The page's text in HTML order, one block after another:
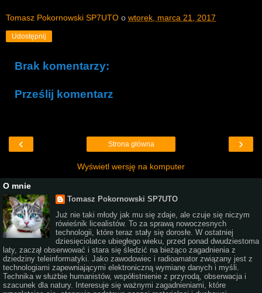
Tomasz Pokornowski SP7UTO o wtorek, marca 21, 2017
Udostępnij
Brak komentarzy:
Prześlij komentarz
‹ ›
Strona główna
Wyświetl wersję na komputer
O mnie
Tomasz Pokornowski SP7UTO
Już nie taki młody jak mu się zdaje, ale czuje się niczym
rówieśnik licealistów. To za sprawą nowoczesnych
technologii, które teraz stały się dorosłe. W ostatniej
dziesięciolatce ubiegłego wieku, przed ponad dwudziestoma
laty, zaczął obserwować i stara się śledzić na bieżąco zagadnienia z
dziedziny teleinformatyki. Jako zawodowiec i radioamator związany jest z
technologiami zapewniającymi elektroniczną wymianę danych i myśli.
Technika w służbie humanistów, współistnienie z przyrodą, obserwacja i
szacunek dla natury. Interesuje się ważnymi zagadnieniami, które